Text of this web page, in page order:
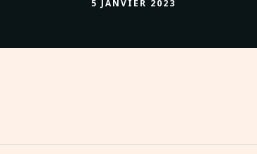
5 JANVIER 2023